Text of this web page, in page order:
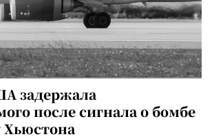
задержала
после сигнала о бомбе
Хьюстона